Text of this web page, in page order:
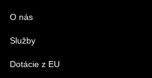
O nás
Služby
Dotácie z EU